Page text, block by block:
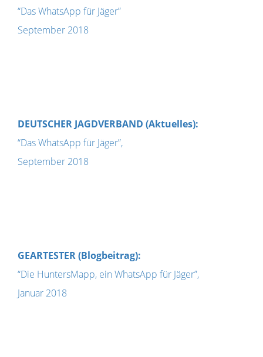
“Das WhatsApp für Jäger”
September 2018
DEUTSCHER JAGDVERBAND (Aktuelles):
“Das WhatsApp für Jäger”,
September 2018
GEARTESTER (Blogbeitrag):
“Die HuntersMapp, ein WhatsApp für Jäger”,
Januar 2018